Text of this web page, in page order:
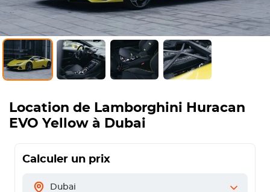
Location de Lamborghini Huracan
EVO Yellow à Dubai
Calculer un prix
Dubai